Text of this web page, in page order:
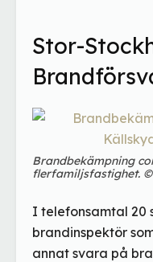
Stor-
Brandbekämpning
flerfamiljsfastighet.
I telefonsamtal 20
brandinspektör
annat svara på